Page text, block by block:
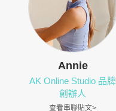
Annie
AK Online Studio 品牌
創辦人
查看串聯貼文>